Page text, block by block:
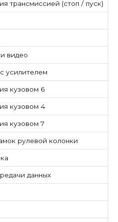
трансмиссией (стоп / пуск)
видео
усилителем
кузовом 6
кузовом 4
кузовом 7
рулевой колонки
данных